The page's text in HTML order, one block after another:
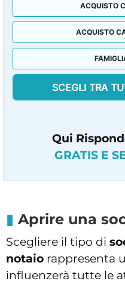
ACQUISTO
ACQUISTO
Qui
GRATIS E
Aprire una
Scegliere il tipo di
notaio rappresenta
influenzerà tutte le